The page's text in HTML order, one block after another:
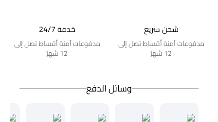
شحن سريع
مدفوعات آمنة أقساط تصل إلى
12 شهرً
خدمة 24/7
مدفوعات آمنة أقساط تصل إلى
12 شهرً
وسائل الدفع